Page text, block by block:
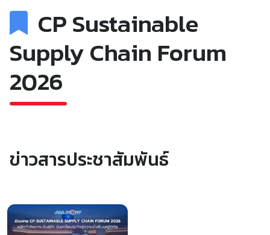
CP Sustainable
Supply Chain Forum
2026
ข่าวสารประชาสัมพันธ์